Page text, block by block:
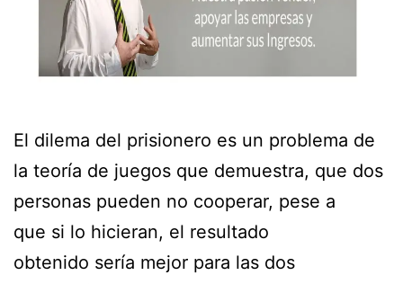
El dilema del prisionero es un problema de
la teoría de juegos que demuestra, que dos
personas pueden no cooperar, pese a
que si lo hicieran, el resultado
obtenido sería mejor para las dos